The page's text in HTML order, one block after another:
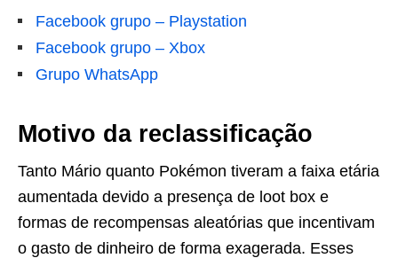
Facebook grupo – Playstation
Facebook grupo – Xbox
Grupo WhatsApp
Motivo da reclassificação
Tanto Mário quanto Pokémon tiveram a faixa etária
aumentada devido a presença de loot box e
formas de recompensas aleatórias que incentivam
o gasto de dinheiro de forma exagerada. Esses